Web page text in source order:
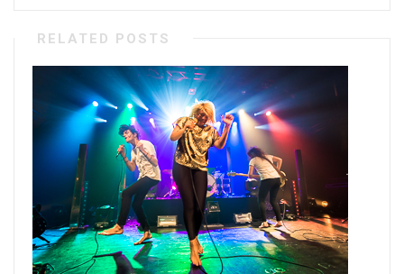
RELATED POSTS